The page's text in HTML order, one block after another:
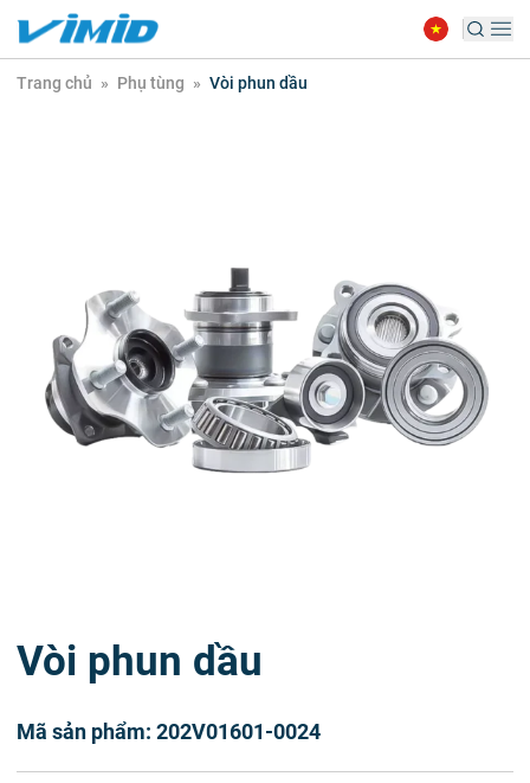
Trang chủ » Phụ tùng » Vòi phun dầu
Vòi phun dầu
Mã sản phẩm: 202V01601-0024